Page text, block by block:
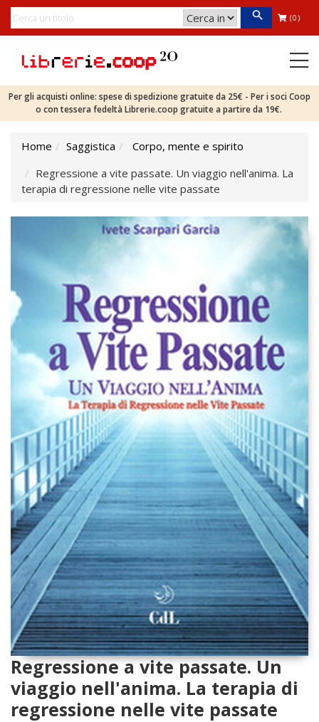
(0)
Per gli acquisti online: spese di spedizione gratuite da 25€ - Per i soci Coop
o con tessera fedeltà Librerie.coop gratuite a partire da 19€.
Home Saggistica
Corpo, mente e spirito
Regressione a vite passate. Un viaggio nell'anima. La
terapia di regressione nelle vite passate
Regressione a vite passate. Un
viaggio nell'anima. La terapia di
regressione nelle vite passate